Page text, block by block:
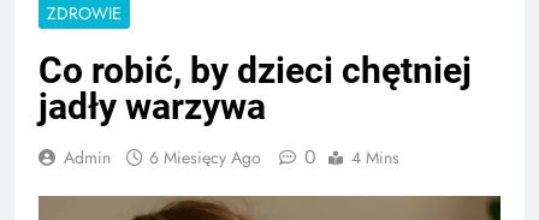
ZDROWIE
Co robić, by dzieci chętniej
jadły warzywa
Admin 6 Miesięcy Ago 0 4 Mins